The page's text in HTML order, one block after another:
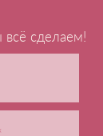
сделаем!